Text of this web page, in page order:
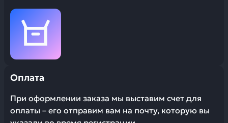
Оплата
При оформлении заказа мы выставим счет для
оплаты – его отправим вам на почту, которую вы